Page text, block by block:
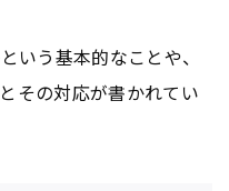
いう基本的なことや、
その対応が書かれてい